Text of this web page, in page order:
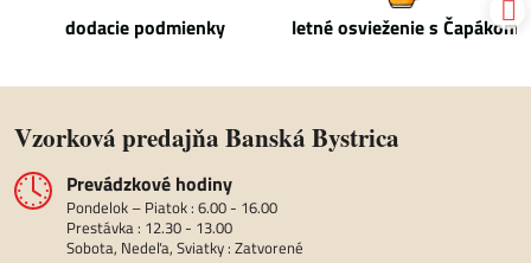
dodacie podmienky letné osvieženie s Čapákom
Vzorková predajňa Banská Bystrica
Prevádzkové hodiny
Pondelok – Piatok : 6.00 - 16.00
Prestávka : 12.30 - 13.00
Sobota, Nedeľa, Sviatky : Zatvorené